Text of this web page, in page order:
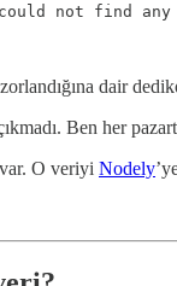
not find
dair
Ben her
O veriyi Nodely